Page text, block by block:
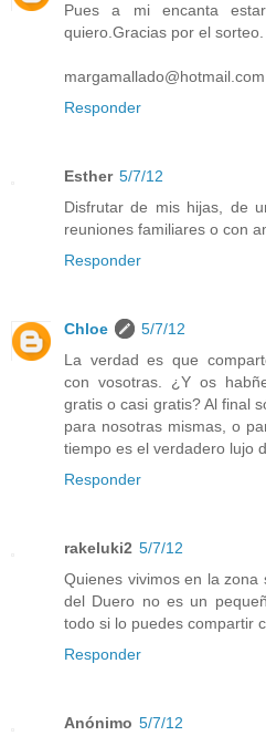
Pues a mi encanta
quiero.Gracias por el sorteo.
margamallado@hotmail.com
Responder
Esther 5/7/12
Disfrutar de mis hijas, de
reuniones familiares o con
Responder
Chloe
5/7/12
La verdad es que
con vosotras. ¿Y os
gratis o casi gratis? Al final
para nosotras mismas, o
tiempo es el verdadero lujo
Responder
rakeluki2 5/7/12
Quienes vivimos en la zona
del Duero no es un
todo si lo puedes compartir
Responder
Anónimo 5/7/12